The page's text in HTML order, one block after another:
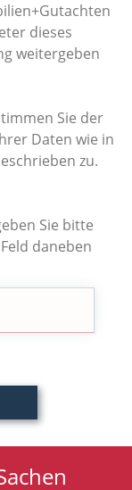
dieses
weitergeben
Sie der
Daten wie in
zu.
Sie bitte
daneben